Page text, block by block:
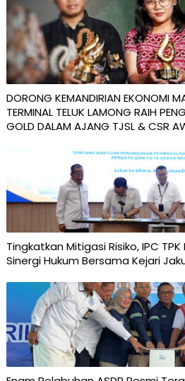
DORONG KEMANDIRIAN EKONOMI
TERMINAL TELUK LAMONG RAIH
GOLD DALAM AJANG TJSL & CSR
Tingkatkan Mitigasi Risiko, IPC
Sinergi Hukum Bersama Kejari